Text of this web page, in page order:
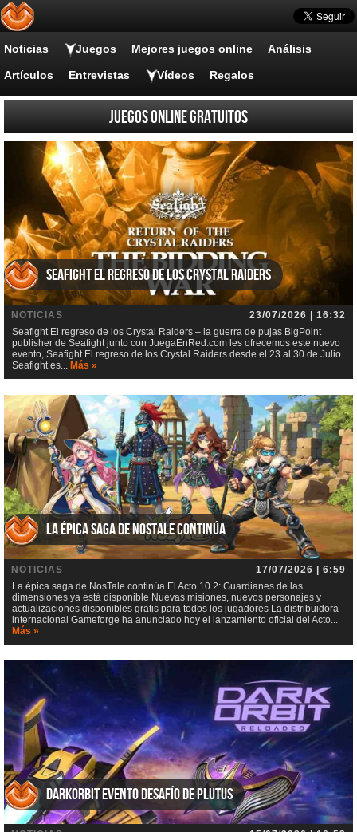
Noticias Juegos Mejores juegos online Análisis
Artículos Entrevistas Vídeos Regalos
Juegos online gratuitos
Seafight El regreso de los Crystal Raiders
NOTICIAS
23/07/2026 | 16:32
Seafight El regreso de los Crystal Raiders – la guerra de pujas BigPoint
publisher de Seafight junto con JuegaEnRed.com les ofrecemos este nuevo
evento, Seafight El regreso de los Crystal Raiders desde el 23 al 30 de Julio.
Seafight es... Más »
La épica saga de NosTale continúa
NOTICIAS
17/07/2026 | 6:59
La épica saga de NosTale continúa El Acto 10.2: Guardianes de las
dimensiones ya está disponible Nuevas misiones, nuevos personajes y
actualizaciones disponibles gratis para todos los jugadores La distribuidora
internacional Gameforge ha anunciado hoy el lanzamiento oficial del Acto...
Más »
DarkOrbit Evento Desafío de Plutus